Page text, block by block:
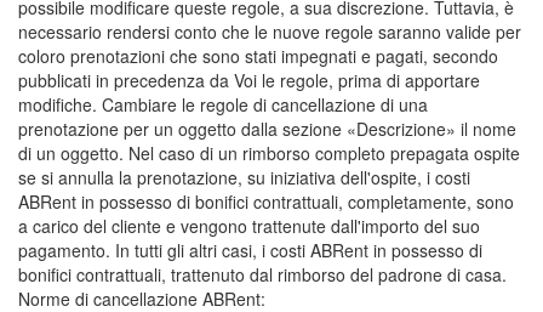
possibile modificare queste regole, a sua discrezione. Tuttavia, è
necessario rendersi conto che le nuove regole saranno valide per
coloro prenotazioni che sono stati impegnati e pagati, secondo
pubblicati in precedenza da Voi le regole, prima di apportare
modifiche. Cambiare le regole di cancellazione di una
prenotazione per un oggetto dalla sezione «Descrizione» il nome
di un oggetto. Nel caso di un rimborso completo prepagata ospite
se si annulla la prenotazione, su iniziativa dell'ospite, i costi
ABRent in possesso di bonifici contrattuali, completamente, sono
a carico del cliente e vengono trattenute dall'importo del suo
pagamento. In tutti gli altri casi, i costi ABRent in possesso di
bonifici contrattuali, trattenuto dal rimborso del padrone di casa.
Norme di cancellazione ABRent: